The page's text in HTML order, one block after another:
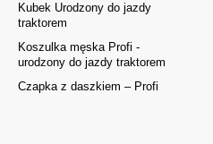
Kubek Urodzony do jazdy
traktorem
Koszulka męska Profi -
urodzony do jazdy traktorem
Czapka z daszkiem – Profi